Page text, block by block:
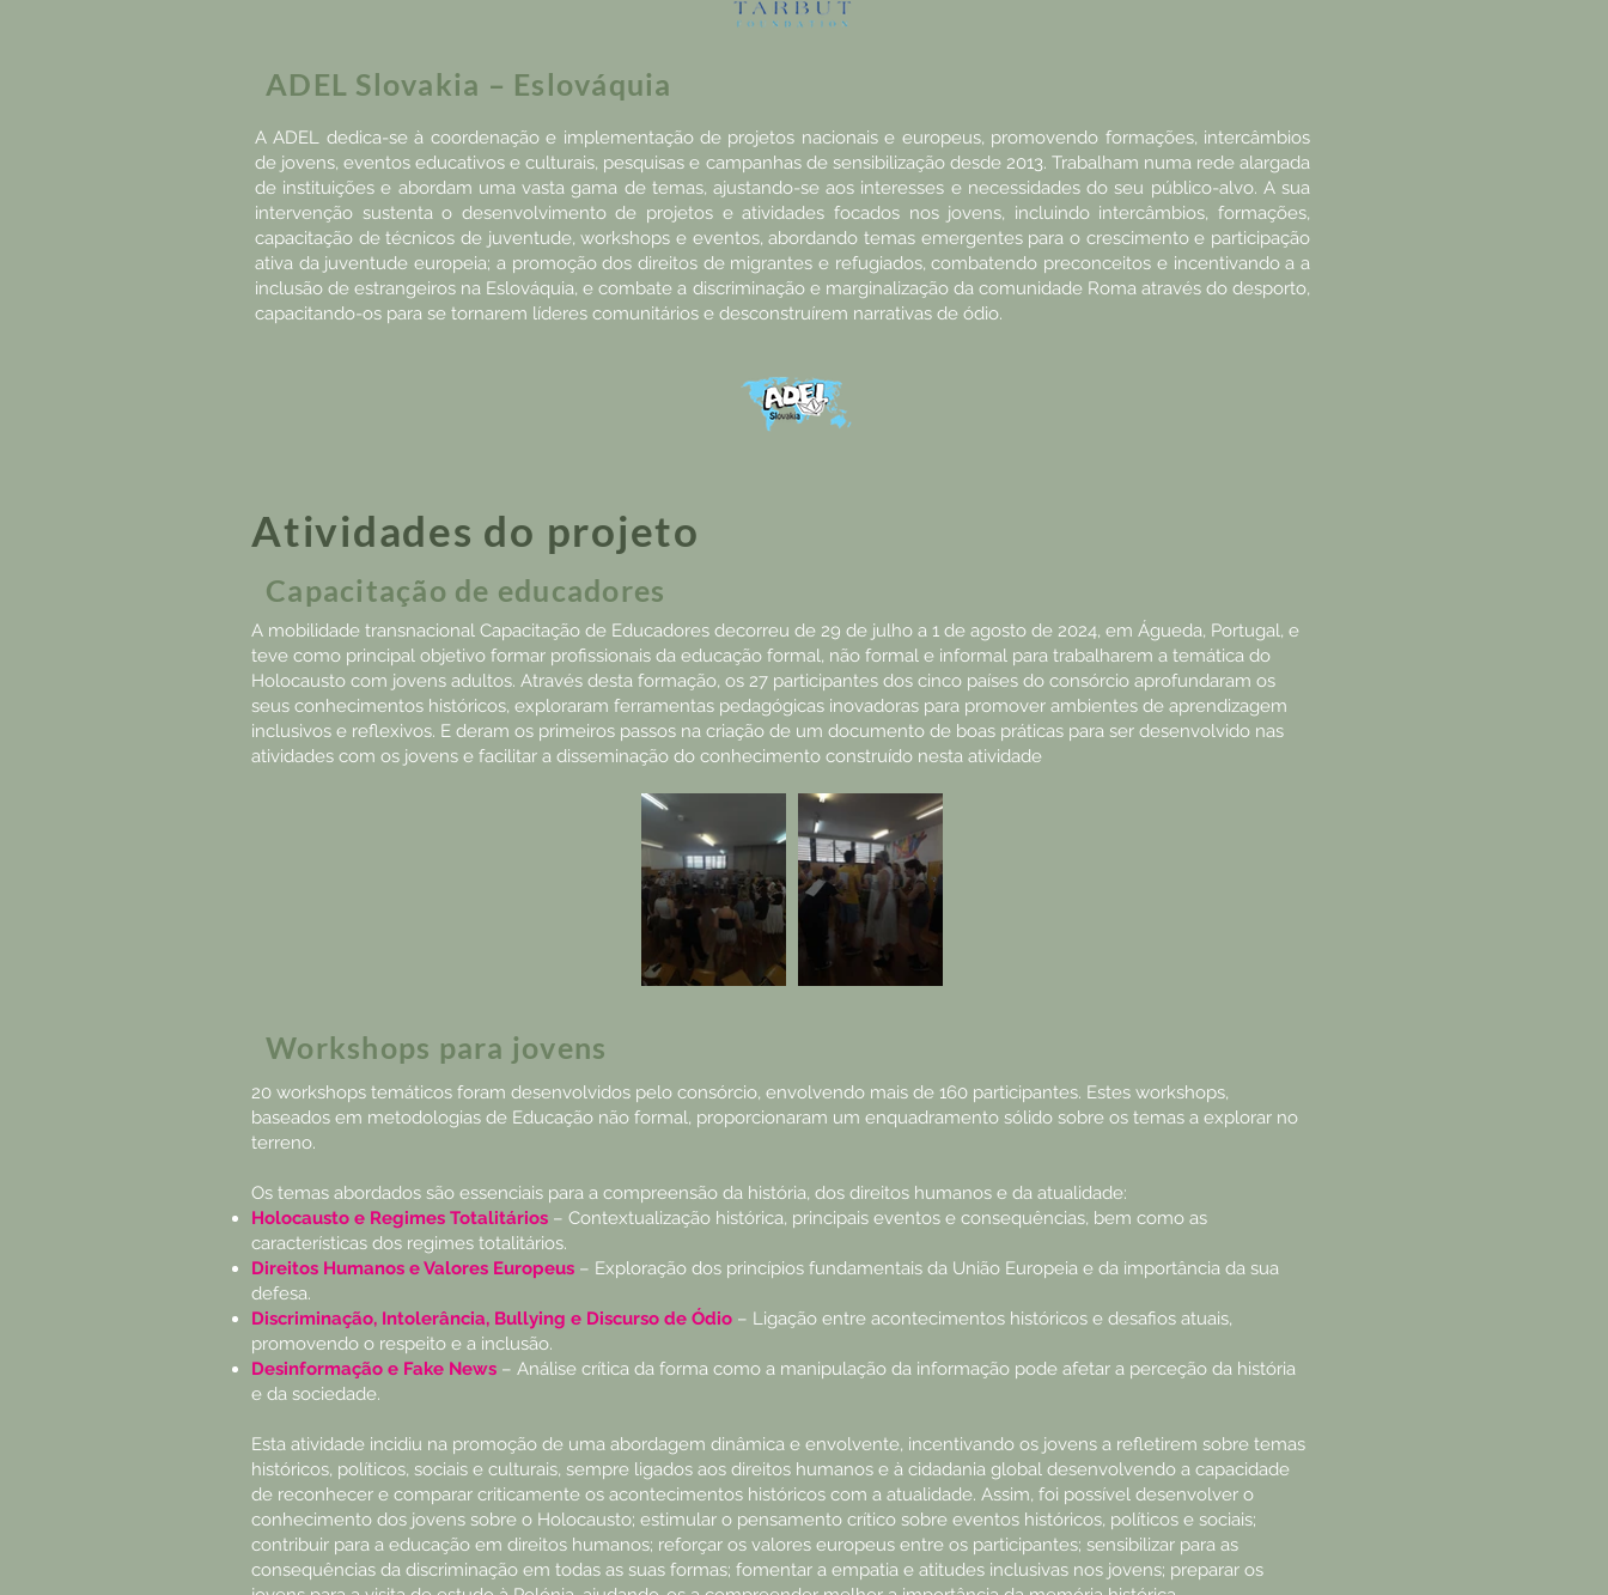
ADEL Slovakia – Eslováquia
A ADEL dedica-se à coordenação e implementação de projetos nacionais e europeus, promovendo formações, intercâmbios
de jovens, eventos educativos e culturais, pesquisas e campanhas de sensibilização desde 2013. Trabalham numa rede alargada
de instituições e abordam uma vasta gama de temas, ajustando-se aos interesses e necessidades do seu público-alvo. A sua
intervenção sustenta o desenvolvimento de projetos e atividades focados nos jovens, incluindo intercâmbios, formações,
capacitação de técnicos de juventude, workshops e eventos, abordando temas emergentes para o crescimento e participação
ativa da juventude europeia; a promoção dos direitos de migrantes e refugiados, combatendo preconceitos e incentivando a a
inclusão de estrangeiros na Eslováquia, e combate a discriminação e marginalização da comunidade Roma através do desporto,
capacitando-os para se tornarem líderes comunitários e desconstruírem narrativas de ódio.
Atividades do projeto
Capacitação de educadores
A mobilidade transnacional Capacitação de Educadores decorreu de 29 de julho a 1 de agosto de 2024, em Águeda, Portugal, e
teve como principal objetivo formar profissionais da educação formal, não formal e informal para trabalharem a temática do
Holocausto com jovens adultos. Através desta formação, os 27 participantes dos cinco países do consórcio aprofundaram os
seus conhecimentos históricos, exploraram ferramentas pedagógicas inovadoras para promover ambientes de aprendizagem
inclusivos e reflexivos. E deram os primeiros passos na criação de um documento de boas práticas para ser desenvolvido nas
atividades com os jovens e facilitar a disseminação do conhecimento construído nesta atividade
Workshops para jovens
20 workshops temáticos foram desenvolvidos pelo consórcio, envolvendo mais de 160 participantes. Estes workshops,
baseados em metodologias de Educação não formal, proporcionaram um enquadramento sólido sobre os temas a explorar no
terreno.
Os temas abordados são essenciais para a compreensão da história, dos direitos humanos e da atualidade:
Holocausto e Regimes Totalitários – Contextualização histórica, principais eventos e consequências, bem como as
características dos regimes totalitários.
Direitos Humanos e Valores Europeus – Exploração dos princípios fundamentais da União Europeia e da importância da sua
defesa.
Discriminação, Intolerância, Bullying e Discurso de Ódio – Ligação entre acontecimentos históricos e desafios atuais,
promovendo o respeito e a inclusão.
Desinformação e Fake News – Análise crítica da forma como a manipulação da informação pode afetar a perceção da história
e da sociedade.
Esta atividade incidiu na promoção de uma abordagem dinâmica e envolvente, incentivando os jovens a refletirem sobre temas
históricos, políticos, sociais e culturais, sempre ligados aos direitos humanos e à cidadania global desenvolvendo a capacidade
de reconhecer e comparar criticamente os acontecimentos históricos com a atualidade. Assim, foi possível desenvolver o
conhecimento dos jovens sobre o Holocausto; estimular o pensamento crítico sobre eventos históricos, políticos e sociais;
contribuir para a educação em direitos humanos; reforçar os valores europeus entre os participantes; sensibilizar para as
consequências da discriminação em todas as suas formas; fomentar a empatia e atitudes inclusivas nos jovens; preparar os